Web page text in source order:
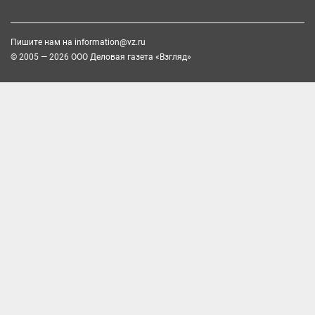
Пишите нам на information@vz.ru
© 2005 — 2026 ООО Деловая газета «Взгляд»